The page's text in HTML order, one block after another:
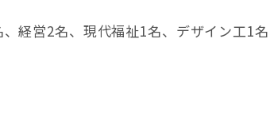
経営2名、現代福祉1名、デザイン工1